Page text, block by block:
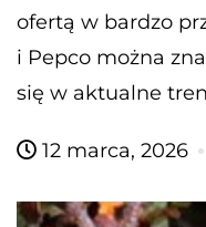
ofertą w bardzo
i Pepco można
się w aktualne
12 marca, 2026